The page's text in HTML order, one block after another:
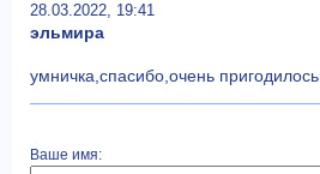
28.03.2022, 19:41
эльмира
умничка,спасибо,очень пригодилось.
Ваше имя: